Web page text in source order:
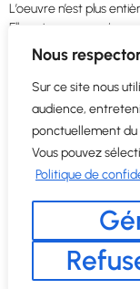
Nous
Sur ce site nous
audience,
ponctuellement du
Vous pouvez
Politique de
L’oeuvre n’est plus
Elle est recomposée.
Elle entre dans le
Fusion, c’est oser la
Fusion est un passage
De l’oeuvre au porté.
© Tana Kim